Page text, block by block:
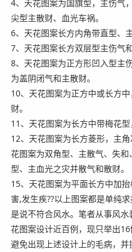
4、天花图案为国旗型，主伤气
尖型主散财、血光车祸。
6、天花图案长方内角带直型、
7、天花图案长方双层型主伤气和
8、天花图案为正方形凹入型主
为盖阴闭气和主散财。
10、天花图案为正方中或长方
财。
11、天花图案为长方中带梅花型
12、天花图案为长方菱形，主
花图案为双角型、主散气、失
型、主血光之灾并散气和散财。
15、天花图案为平面长方中加
害,发生疾??以上图案都是单纯
是说不符合风水。笔者从事风
花图案设计近百例，现只举出
避免出现上述设计上的毛病，